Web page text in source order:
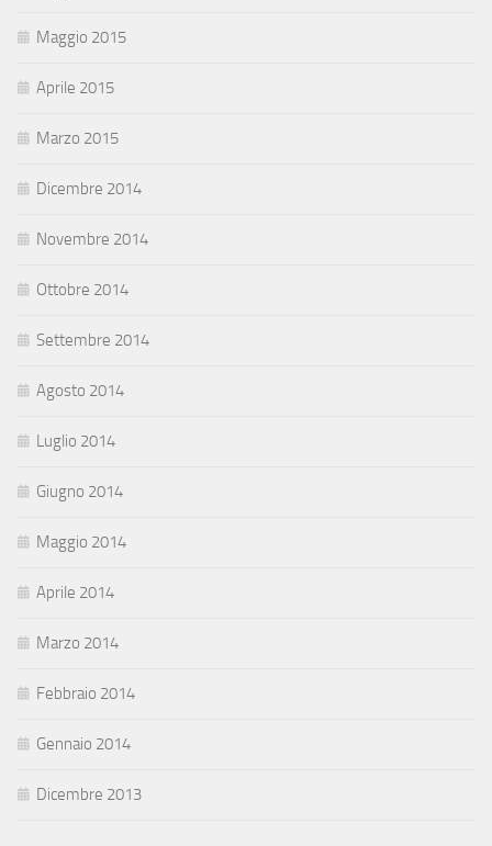
Maggio 2015
Aprile 2015
Marzo 2015
Dicembre 2014
Novembre 2014
Ottobre 2014
Settembre 2014
Agosto 2014
Luglio 2014
Giugno 2014
Maggio 2014
Aprile 2014
Marzo 2014
Febbraio 2014
Gennaio 2014
Dicembre 2013